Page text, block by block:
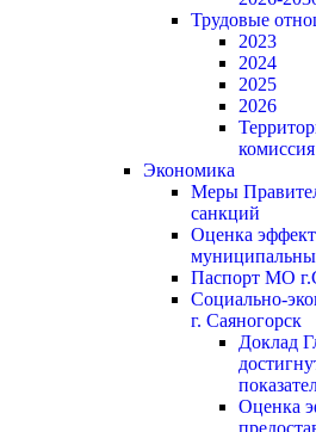
Трудовые
2023
2024
2025
2026
комиссия
Экономика
Меры
санкций
Оценка
Паспорт МО
Социально-
г. Саяногорск
Доклад
Оценка